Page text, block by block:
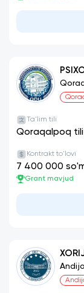
Ta'lim tili
Qoraqalpoq tili
Kontrakt to'lovi
7 400 000
Grant mavjud